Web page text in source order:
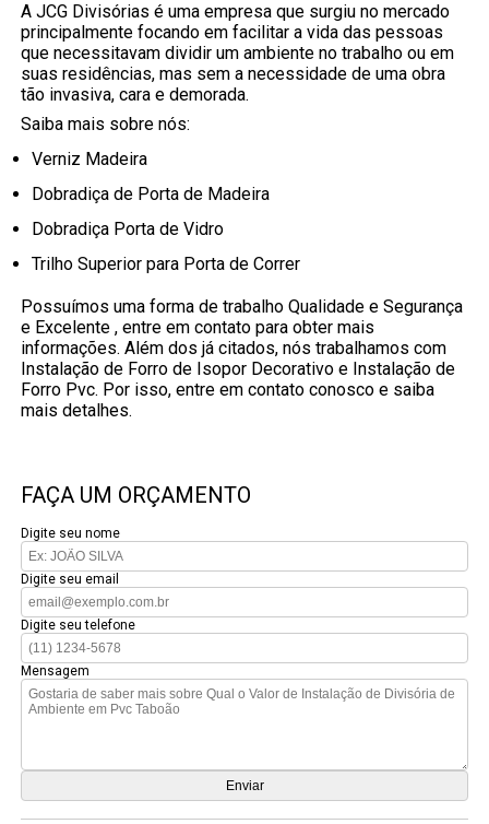
A JCG Divisórias é uma empresa que surgiu no mercado
principalmente focando em facilitar a vida das pessoas
que necessitavam dividir um ambiente no trabalho ou em
suas residências, mas sem a necessidade de uma obra
tão invasiva, cara e demorada.
Saiba mais sobre nós:
Verniz Madeira
Dobradiça de Porta de Madeira
Dobradiça Porta de Vidro
Trilho Superior para Porta de Correr
Possuímos uma forma de trabalho Qualidade e Segurança
e Excelente , entre em contato para obter mais
informações. Além dos já citados, nós trabalhamos com
Instalação de Forro de Isopor Decorativo e Instalação de
Forro Pvc. Por isso, entre em contato conosco e saiba
mais detalhes.
FAÇA UM ORÇAMENTO
Digite seu nome
Digite seu email
Digite seu telefone
Mensagem